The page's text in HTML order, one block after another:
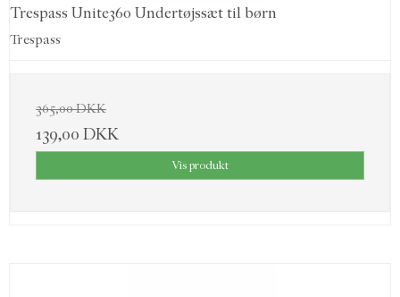
Trespass Unite360 Undertøjssæt til børn
Trespass
365,00 DKK
139,00 DKK
Vis produkt